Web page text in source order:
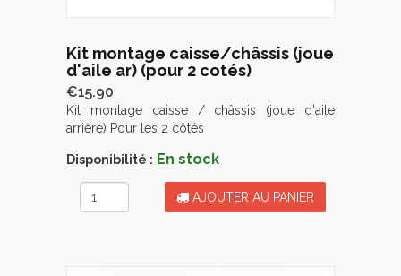
Kit montage caisse/châssis (joue
d'aile ar) (pour 2 cotés)
€15.90
Kit montage caisse / châssis (joue d'aile
arrière) Pour les 2 côtés
Disponibilité : En stock
AJOUTER AU PANIER